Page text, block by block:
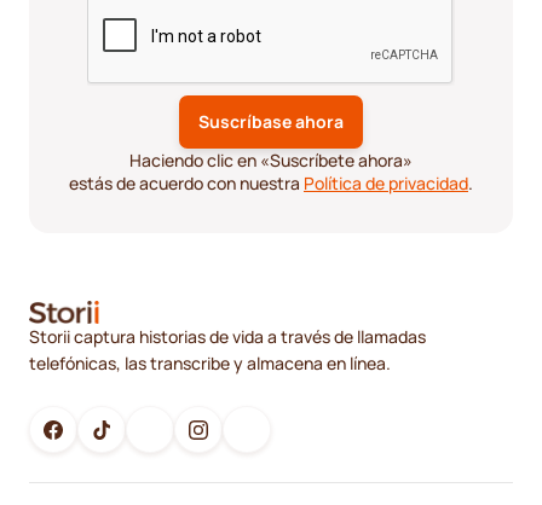
Haciendo clic en «Suscríbete ahora»
estás de acuerdo con nuestra Política de privacidad.
Storii captura historias de vida a través de llamadas
telefónicas, las transcribe y almacena en línea.